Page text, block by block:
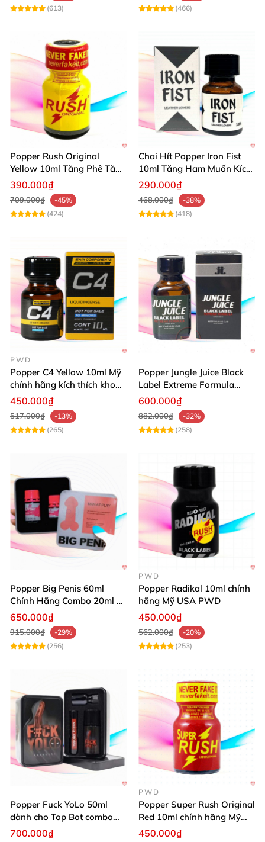
(613) (466)
Popper Rush Original
Yellow 10ml Tăng Phê Tăng
Kích Thích
390.000₫
709.000₫
-45%
(424)
Chai Hít Popper Iron Fist
10ml Tăng Ham Muốn Kích
Thích Mạnh
290.000₫
468.000₫
-38%
(418)
PWD
Popper C4 Yellow 10ml Mỹ
chính hãng kích thích khoái
cảm
450.000₫
517.000₫
-13%
(265)
Popper Jungle Juice Black
Label Extreme Formula
30ml
600.000₫
882.000₫
-32%
(258)
Popper Big Penis 60ml
Chính Hãng Combo 20ml +
40ml Tăng Khoái Cảm Cho
Top & Bot
650.000₫
915.000₫
-29%
(256)
PWD
Popper Radikal 10ml chính
hãng Mỹ USA PWD
450.000₫
562.000₫
-20%
(253)
Popper Fuck YoLo 50ml
dành cho Top Bot combo
hộp thiếc 40ml + 10ml
700.000₫
PWD
Popper Super Rush Original
Red 10ml chính hãng Mỹ
USA PWD
450.000₫